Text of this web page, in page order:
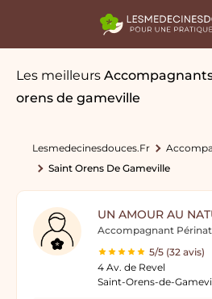
Les meilleurs
orens de gameville
Lesmedecinesdouces.fr
Saint Orens De Gameville
UN AMOUR AU
Accompagnant
5/5 (32 avis)
4 Av. de Revel
Saint-Orens-de-